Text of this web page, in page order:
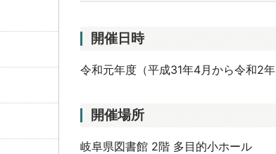
開催日時
令和元年度（平成31年4月から令和2
開催場所
岐阜県図書館 2階 多目的小ホール